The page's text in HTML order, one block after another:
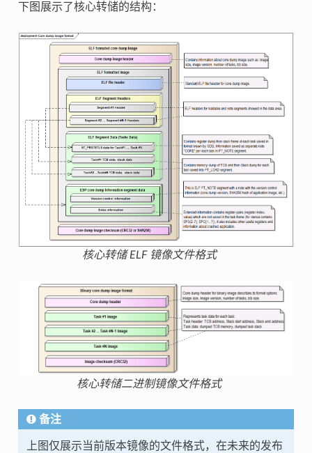
下图展示了核心转储的结构：
核心转储 ELF 镜像文件格式
核心转储二进制镜像文件格式
备注
上图仅展示当前版本镜像的文件格式，在未来的发布